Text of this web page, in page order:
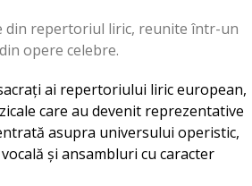
din repertoriul liric, reunite într-un
opere celebre.
ai repertoriului liric european,
care au devenit reprezentative
asupra universului operistic,
și ansambluri cu caracter